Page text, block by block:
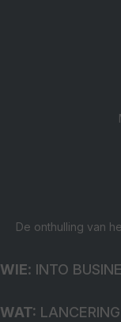
De onthulling van
WIE: INTO
WAT: